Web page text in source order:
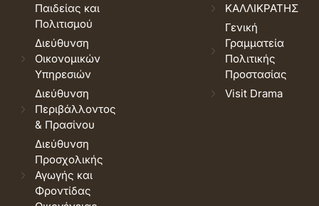
Παιδείας και
Πολιτισμού
Διεύθυνση
Οικονομικών
Υπηρεσιών
Διεύθυνση
Περιβάλλοντος
& Πρασίνου
Διεύθυνση
Προσχολικής
Αγωγής και
Φροντίδας
ΚΑΛΛΙΚΡΑΤΗΣ
Γενική
Γραμματεία
Πολιτικής
Προστασίας
Visit Drama